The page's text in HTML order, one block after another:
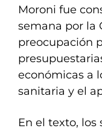
Moroni fue
semana por la
preocupación
económicas a
sanitaria y el
En el texto,